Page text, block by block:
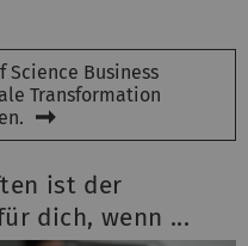
Science Business
Transformation
ist der
dich, wenn ...